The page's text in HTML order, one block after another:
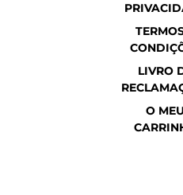
LIVRO
O